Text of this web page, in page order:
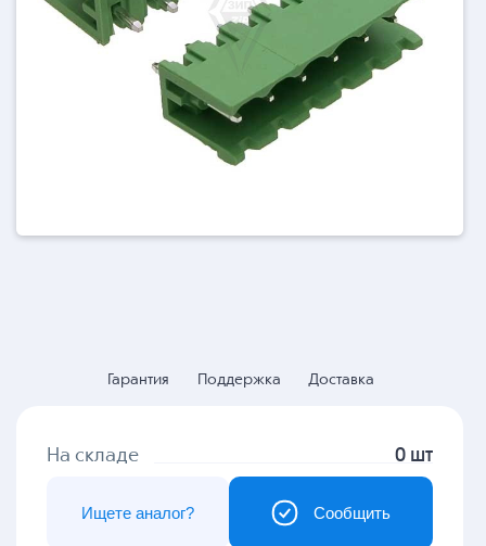
Гарантия Поддержка Доставка
На складе 0 шт
Сообщить
Ищете аналог?